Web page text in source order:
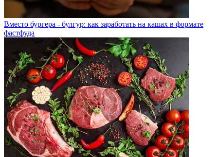
Вместо бургера - булгур: как заработать на кашах в формате
фастфуда